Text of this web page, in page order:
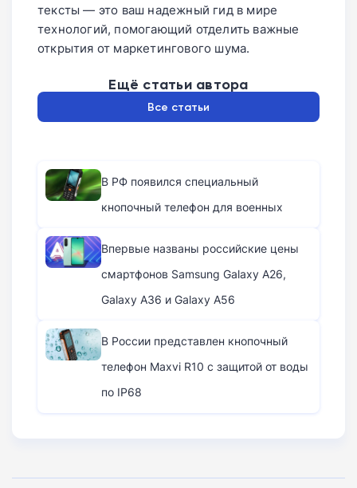
тексты — это ваш надежный гид в мире
технологий, помогающий отделить важные
открытия от маркетингового шума.
Ещё статьи автора
Все статьи
В РФ появился специальный
кнопочный телефон для военных
Впервые названы российские цены
смартфонов Samsung Galaxy A26,
Galaxy A36 и Galaxy A56
В России представлен кнопочный
телефон Maxvi R10 с защитой от воды
по IP68